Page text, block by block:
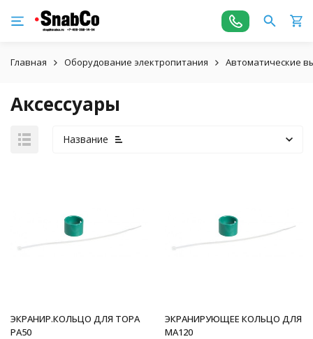
Главная Оборудование электропитания Автоматические
Аксессуары
Название
ЭКРАНИР.КОЛЬЦО ДЛЯ ТОРА
PA50
ЭКРАНИРУЮЩЕЕ КОЛЬЦО ДЛЯ
MA120